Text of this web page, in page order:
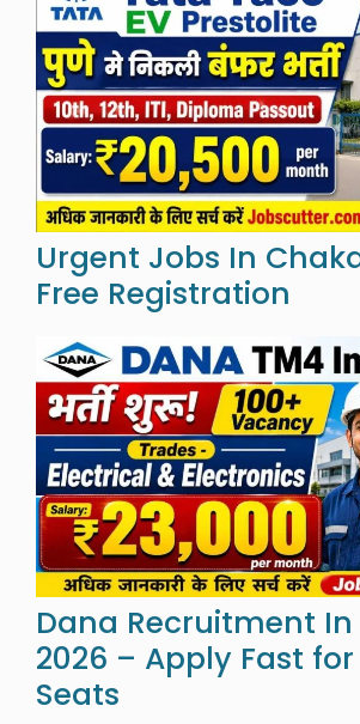
Urgent Jobs In
Free Registration
Dana Recruitment In
2026 – Apply Fast
Seats